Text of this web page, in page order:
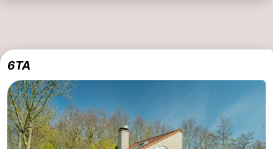
Haamstede
Nature
van
Schouwen
Walcheren
Veere
-
Nature
-
6TA